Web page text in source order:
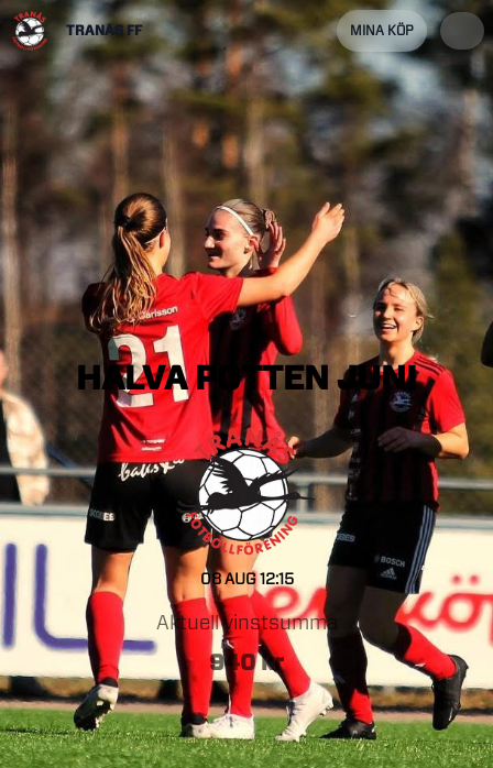
TRANÅS FF MINA KÖP
HALVA POTTEN JUNI
08 AUG 12:15
Aktuell vinstsumma
940kr